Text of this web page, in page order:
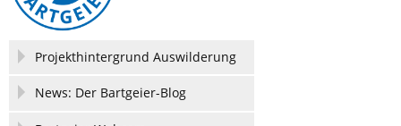
Navigation
Projekthintergrund Auswilderung
News: Der Bartgeier-Blog